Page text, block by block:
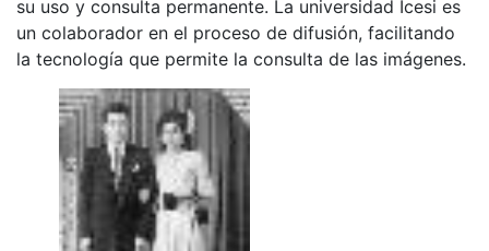
su uso y consulta permanente. La universidad Icesi es
un colaborador en el proceso de difusión, facilitando
la tecnología que permite la consulta de las imágenes.